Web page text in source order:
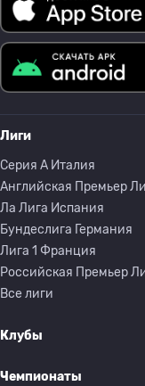
Лиги
Серия A Италия
Английская Премьер
Ла Лига Испания
Бундеслига Германия
Лига 1 Франция
Российская Премьер
Все лиги
Клубы
Чемпионаты